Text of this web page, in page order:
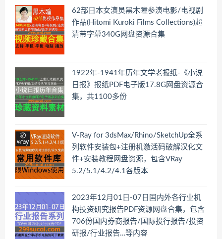
62部日本女演员黑木瞳参演电影/电视剧
作品(Hitomi Kuroki Films Collections)超
清带字幕340G网盘资源合集
1922年-1941年历年文学老报纸-《小说
日报》报纸PDF电子版17.8G网盘资源合
集，共1100多份
V-Ray for 3dsMax/Rhino/SketchUp全系
列软件安装包+注册机激活码破解汉化文
件+安装教程网盘资源，包含VRay
5.2/5.1/4.2/4.1各版本
2023年12月01日-07日国内外各行业机
构投资研究报告PDF资源网盘合集，包含
706份国内券商报告/国际投行报告/投资
研报/行业报告…等内容